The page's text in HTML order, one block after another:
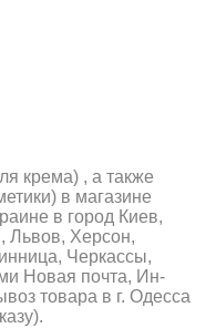
крема) , а также
в магазине
в город Киев,
Львов, Херсон,
Черкассы,
Новая почта, Ин-
товара в г. Одесса